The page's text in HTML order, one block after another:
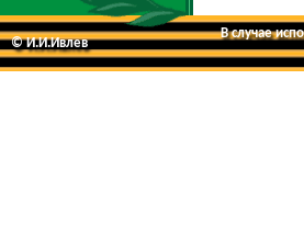
© И.И.Ивлев
В случае